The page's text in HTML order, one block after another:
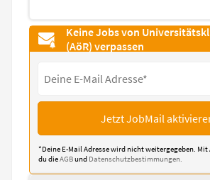
Keine Jobs von
(AöR) verpassen
Jetzt JobMail
*Deine E-Mail Adresse wird nicht weitergegeben.
du dieAGBund Datenschutzbestimmungen.